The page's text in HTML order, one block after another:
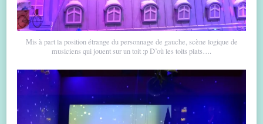
Mis à part la position étrange du personnage de gauche, scène logique de
musiciens qui jouent sur un toit :p D’où les toits plats….